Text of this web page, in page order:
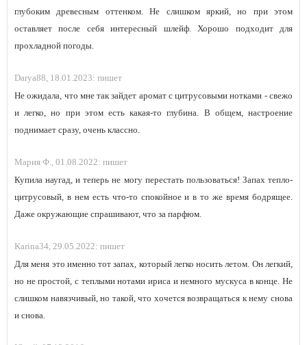
глубоким древесным оттенком. Не слишком яркий, но при этом
оставляет после себя интересный шлейф. Хорошо подходит для
прохладной погоды.
Darya88, 18.01.2023: пишет
Не ожидала, что мне так зайдет аромат с цитрусовыми нотками - свежо
и легко, но при этом есть какая-то глубина. В общем, настроение
поднимает сразу, очень классно.
Мария Ф., 01.08.2022: пишет
Купила наугад, и теперь не могу перестать пользоваться! Запах тепло-
цитрусовый, в нем есть что-то спокойное и в то же время бодрящее.
Даже окружающие спрашивают, что за парфюм.
Karina34, 29.05.2022: пишет
Для меня это именно тот запах, который легко носить летом. Он легкий,
но не простой, с теплыми нотами ириса и немного мускуса в конце. Не
слишком навязчивый, но такой, что хочется возвращаться к нему снова
и снова.